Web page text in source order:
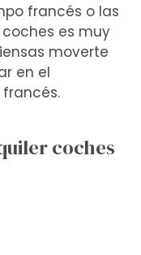
francés o las
es muy
moverte
en el
coches